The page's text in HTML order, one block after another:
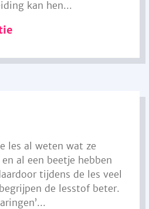
kan hen...
les al weten wat ze
al een beetje hebben
tijdens de les veel
de lesstof beter.